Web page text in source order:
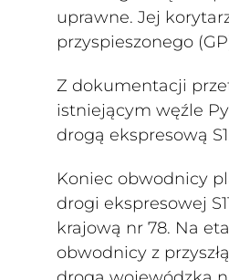
uprawne. Jej
przyspieszonego
Z dokumentacji
istniejącym węźle
drogą ekspresową
Koniec obwodnicy
drogi ekspresowej
krajową nr 78. Na
obwodnicy z